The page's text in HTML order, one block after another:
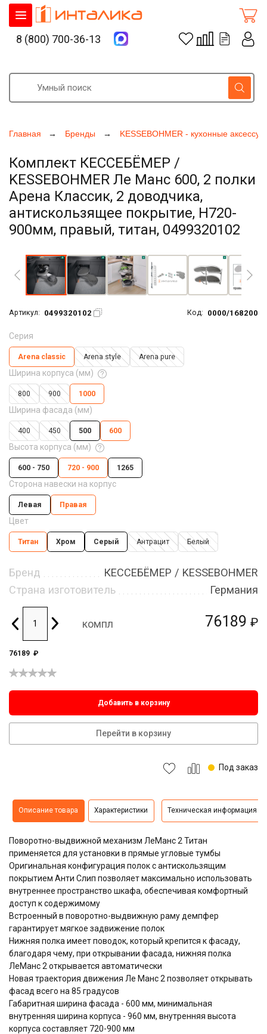
Главная Бренды KESSEBOHMER - кухонные
Комплект КЕССЕБЁМЕР /
KESSEBOHMER Ле Манс 600, 2 полки
Арена Классик, 2 доводчика,
антискользящее покрытие, H720-
900мм, правый, титан, 0499320102
Артикул: 0499320102 Код: 0000/168200
76189 ₽
Серия
Arena classic Arena style Arena pure
Ширина корпуса (мм)
800 900 1000
Ширина фасада (мм)
400 450 500 600
Высота корпуса (мм)
600 - 750 720 - 900 1265
Сторона навески на корпус
Левая Правая
Цвет
Титан Хром Серый Антрацит Белый
Бренд
КЕССЕБЁМЕР / KESSEBOHMER
Страна изготовитель
Германия
компл
76189 ₽
Добавить в корзину
Перейти в корзину
Под заказ
Описание товара Характеристики Техническая информация
Поворотно-выдвижной механизм ЛеМанс 2 Титан
применяется для установки в прямые угловые тумбы
Оригинальная конфигурация полок с антискользящим
покрытием Анти Слип позволяет максимально использовать
внутреннее пространство шкафа, обеспечивая комфортный
доступ к содержимому
Встроенный в поворотно-выдвижную раму демпфер
гарантирует мягкое задвижение полок
Нижняя полка имеет поводок, который крепится к фасаду,
благодаря чему, при открывании фасада, нижняя полка
ЛеМанс 2 открывается автоматически
Новая траектория движения Ле Манс 2 позволяет открывать
фасад всего на 85 градусов
Габаритная ширина фасада - 600 мм, минимальная
внутренняя ширина корпуса - 960 мм, внутренняя высота
корпуса составляет 720-900 мм
8 (800) 700-36-13